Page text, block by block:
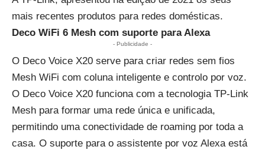
mais recentes produtos para redes domésticas.
Deco WiFi 6 Mesh com suporte para Alexa
- Publicidade -
O Deco Voice X20 serve para criar redes sem fios
Mesh WiFi com coluna inteligente e controlo por voz.
O Deco Voice X20 funciona com a tecnologia TP-Link
Mesh para formar uma rede única e unificada,
permitindo uma conectividade de roaming por toda a
casa. O suporte para o assistente por voz Alexa está